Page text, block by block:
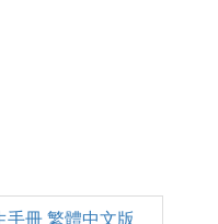
手冊 繁體中文版